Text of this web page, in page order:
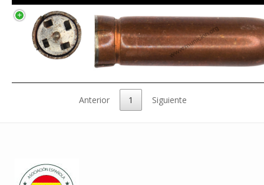
Anterior 1 Siguiente